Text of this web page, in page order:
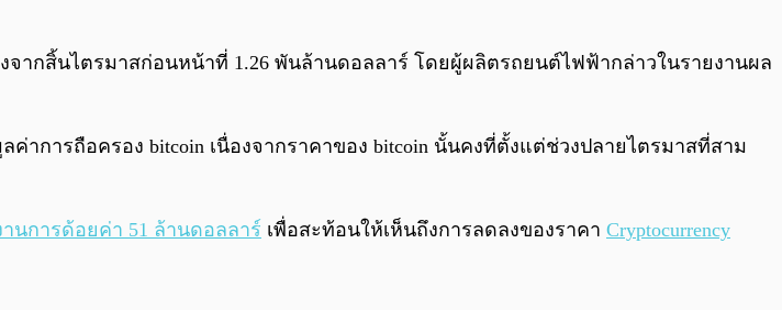
0:00 /
จากสิ้นไตรมาสก่อนหน้าที่ 1.26 พันล้านดอลลาร์ โดยผู้ผลิตรถยนต์ไฟฟ้ากล่าวในรายงานผล
าการถือครอง bitcoin เนื่องจากราคาของ bitcoin นั้นคงที่ตั้งแต่ช่วงปลายไตรมาสที่สาม
านการด้อยค่า 51 ล้านดอลลาร์ เพื่อสะท้อนให้เห็นถึงการลดลงของราคา Cryptocurrency